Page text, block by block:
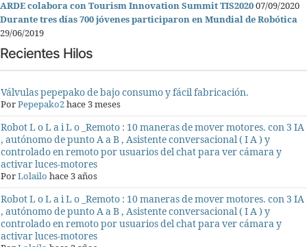
ARDE colabora con Tourism Innovation Summit TIS202007/09/2020
Durante tres días 700 jóvenes participaron en Mundial de Robótica
29/06/2019
Recientes Hilos
Válvulas pepepako de bajo consumo y fácil fabricación.
PorPepepako2hace 3 meses
Robot L o L a i L o _Remoto : 10 maneras de mover motores. con 3 IA
, autónomo de punto A a B , Asistente conversacional ( I A ) y
controlado en remoto por usuarios del chat para ver cámara y
activar luces-motores
PorLolailo hace 3 años
Robot L o L a i L o _Remoto : 10 maneras de mover motores. con 3 IA
, autónomo de punto A a B , Asistente conversacional ( I A ) y
controlado en remoto por usuarios del chat para ver cámara y
activar luces-motores